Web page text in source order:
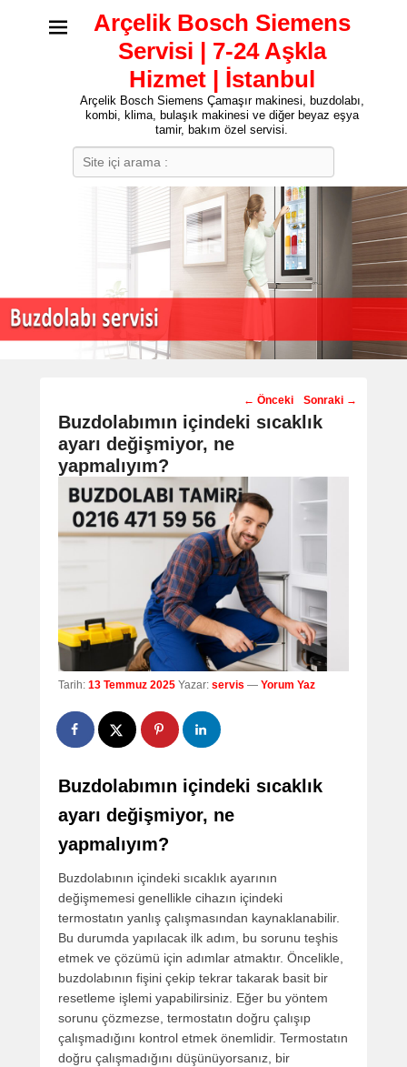
Arçelik Bosch Siemens
Servisi | 7-24 Aşkla
Hizmet | İstanbul
Arçelik Bosch Siemens Çamaşır makinesi, buzdolabı,
kombi, klima, bulaşık makinesi ve diğer beyaz eşya
tamir, bakım özel servisi.
Post
navigation
← Önceki Sonraki →
Buzdolabımın içindeki sıcaklık
ayarı değişmiyor, ne
yapmalıyım?
Tarih: 13 Temmuz 2025 Yazar: servis — Yorum Yaz
Buzdolabımın içindeki sıcaklık
ayarı değişmiyor, ne
yapmalıyım?
Buzdolabının içindeki sıcaklık ayarının
değişmemesi genellikle cihazın içindeki
termostatın yanlış çalışmasından kaynaklanabilir.
Bu durumda yapılacak ilk adım, bu sorunu teşhis
etmek ve çözümü için adımlar atmaktır. Öncelikle,
buzdolabının fişini çekip tekrar takarak basit bir
resetleme işlemi yapabilirsiniz. Eğer bu yöntem
sorunu çözmezse, termostatın doğru çalışıp
çalışmadığını kontrol etmek önemlidir. Termostatın
doğru çalışmadığını düşünüyorsanız, bir